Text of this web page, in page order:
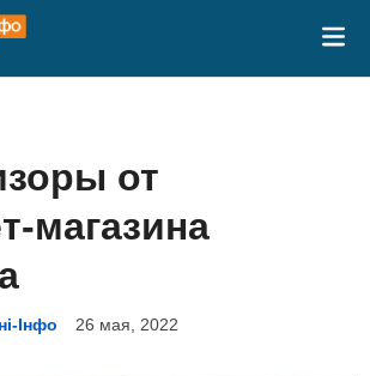
от
магазина
Інфо 26 мая, 2022